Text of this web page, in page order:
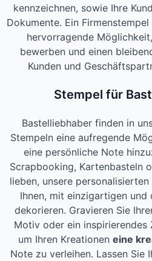
kennzeichnen, sowie Ihre
Dokumente. Ein
hervorragende
bewerben und einen
Kunden und
Stempel für
Bastelliebhaber finden in
Stempeln eine aufregende
eine persönliche Note
Scrapbooking, Kartenbasteln
lieben, unsere
Ihnen, mit einzigartigen
dekorieren. Gravieren Sie
Motiv oder ein inspirierendes
um Ihren Kreationen eine
Note zu verleihen. Lassen Sie